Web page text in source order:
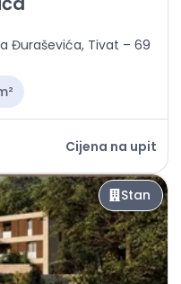
Đuraševića, Tivat – 69
Cijena na upit
Stan